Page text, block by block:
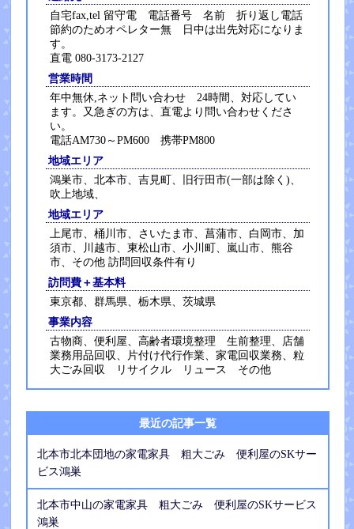
自宅fax,tel 留守電 電話番号 名前 折り返し電話
節約のためオペレター無 日中は出先対応になりま
す。
直電 080-3173-2127
営業時間
年中無休,ネット問い合わせ 24時間、対応してい
ます。又急ぎの方は、直電より問い合わせくださ
い。
電話AM730～PM600 携帯PM800
地域エリア
鴻巣市、北本市、吉見町、旧行田市(一部は除く)、
吹上地域、
地域エリア
上尾市、桶川市、さいたま市、菖蒲市、白岡市、加
須市、川越市、東松山市、小川町、嵐山市、熊谷
市、その他 訪問回収条件有り
訪問費＋基本料
東京都、群馬県、栃木県、茨城県
事業内容
古物商、便利屋、高齢者環境整理 生前整理、店舗
業務用品回収、片付け代行作業、家電回収業務、粒
大ごみ回収 リサイクル リュース その他
最近の記事一覧
北本市北本団地の家電家具 粗大ごみ 便利屋のSKサー
ビス鴻巣
北本市中山の家電家具 粗大ごみ 便利屋のSKサービス
鴻巣